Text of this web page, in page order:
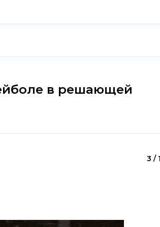
в решающей
3 /